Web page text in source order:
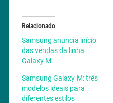
Relacionado
Samsung anuncia início
das vendas da linha
Galaxy M
Samsung Galaxy M: três
modelos ideais para
diferentes estilos